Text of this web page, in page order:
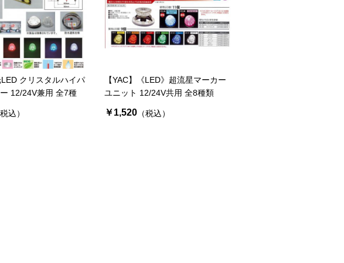
進む
LED クリスタルハイパ
12/24V兼用 全7種
税込）
【YAC】《LED》超流星マーカー
ユニット 12/24V共用 全8種類
￥1,520（税込）